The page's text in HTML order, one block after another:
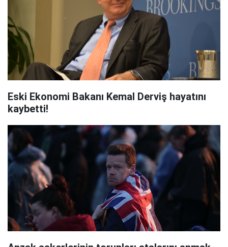
Eski Ekonomi Bakanı Kemal Derviş hayatını
kaybetti!